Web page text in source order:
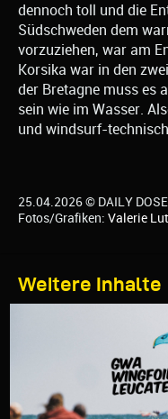
dennoch toll und die
Südschweden dem
vorzuziehen, war am
Korsika war in den
der Bretagne muss es
sein wie im Wasser.
und windsurf-
25.04.2026 © DAILY DOSE
Fotos/Grafiken: Valerie
Weitere Inhalte